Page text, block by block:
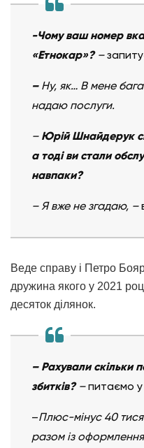
-Чому ваш номер
«Етнокар»? –
– Ну, як… В мене
надаю послуги.
– Юрій Шнайдерук
а тоді ви стали
навпаки?
– Я вже не згадаю, –
Веде справу і Петро
дружина якого у 2021
десяток ділянок.
– Рахували скільки
збитків? – питаємо
–Плюс-мінус 40
разом із